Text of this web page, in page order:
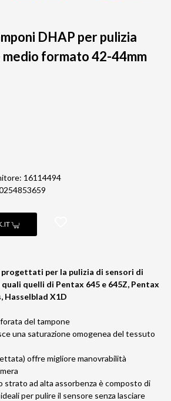
DHAP per pulizia
medio formato 42-44mm
16114494
per la pulizia di sensori di
quelli di Pentax 645 e 645Z, Pentax
Hasselblad X1D
del tampone
una saturazione omogenea del tessuto
offre migliore manovrabilità
strato ad alta assorbenza è composto di
per pulire il sensore senza lasciare